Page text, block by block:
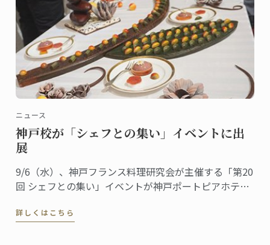
ニュース
神戸校が「シェフとの集い」イベントに出
展
9/6（水）、神戸フランス料理研究会が主催する「第20
回 シェフとの集い」イベントが神戸ポートピアホテル
ースを出展しました。
詳しくはこちら